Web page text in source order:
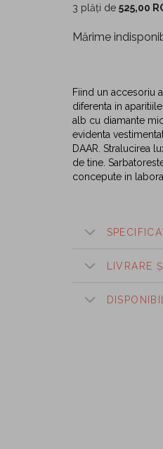
3 plăți de 525,00
Mărime
Fiind un accesoriu
diferenta in
alb cu diamante
evidenta
DAAR. Stralucirea
de tine.
concepute in
LIVRARE